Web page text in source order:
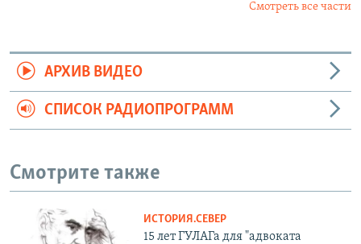
Смотреть все части
АРХИВ ВИДЕО
СПИСОК РАДИОПРОГРАММ
Смотрите также
ИСТОРИЯ.СЕВЕР
15 лет ГУЛАГа для "адвоката